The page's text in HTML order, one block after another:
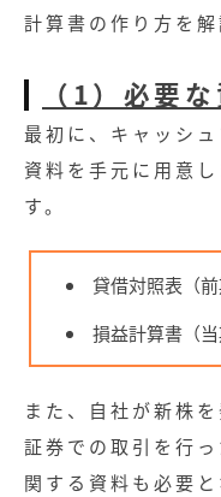
計算書の作り方を解
（1）必要
最初に、キャッシ
資料を手元に用意
す。
貸借対照表（前
損益計算書（当
また、自社が新株
証券での取引を行
関する資料も必要と